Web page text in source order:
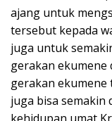
ajang untuk
tersebut kepada
juga untuk
gerakan ekumene
gerakan
juga bisa semakin